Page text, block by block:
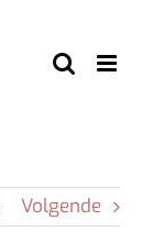
Volgende